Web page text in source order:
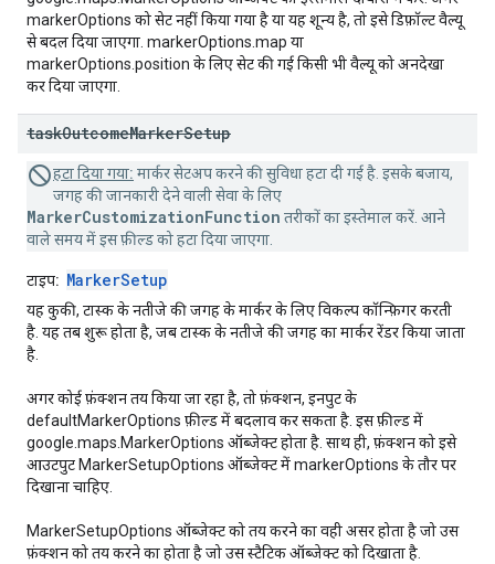
markerOptions को सेट नहीं किया गया है या यह शून्य है, तो इसे डिफ़ॉल्ट वैल्यू
से बदल दिया जाएगा. markerOptions.map या
markerOptions.position के लिए सेट की गई किसी भी वैल्यू को अनदेखा
कर दिया जाएगा.
taskOutcomeMarkerSetup
हटा दिया गया: मार्कर सेटअप करने की सुविधा हटा दी गई है. इसके बजाय,
जगह की जानकारी देने वाली सेवा के लिए
MarkerCustomizationFunction तरीकों का इस्तेमाल करें. आने
वाले समय में इस फ़ील्ड को हटा दिया जाएगा.
टाइप: MarkerSetup
यह कुकी, टास्क के नतीजे की जगह के मार्कर के लिए विकल्प कॉन्फ़िगर करती
है. यह तब शुरू होता है, जब टास्क के नतीजे की जगह का मार्कर रेंडर किया जाता
है.
अगर कोई फ़ंक्शन तय किया जा रहा है, तो फ़ंक्शन, इनपुट के
defaultMarkerOptions फ़ील्ड में बदलाव कर सकता है. इस फ़ील्ड में
google.maps.MarkerOptions ऑब्जेक्ट होता है. साथ ही, फ़ंक्शन को इसे
आउटपुट MarkerSetupOptions ऑब्जेक्ट में markerOptions के तौर पर
दिखाना चाहिए.
MarkerSetupOptions ऑब्जेक्ट को तय करने का वही असर होता है जो उस
फ़ंक्शन को तय करने का होता है जो उस स्टैटिक ऑब्जेक्ट को दिखाता है.